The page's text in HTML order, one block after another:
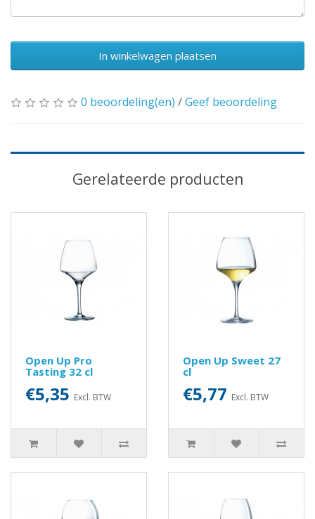
In winkelwagen plaatsen
0 beoordeling(en) /Geef beoordeling
Gerelateerde producten
Open Up Pro
Tasting 32 cl
€5,35 Excl. BTW
Open Up Sweet 27
cl
€5,77 Excl. BTW